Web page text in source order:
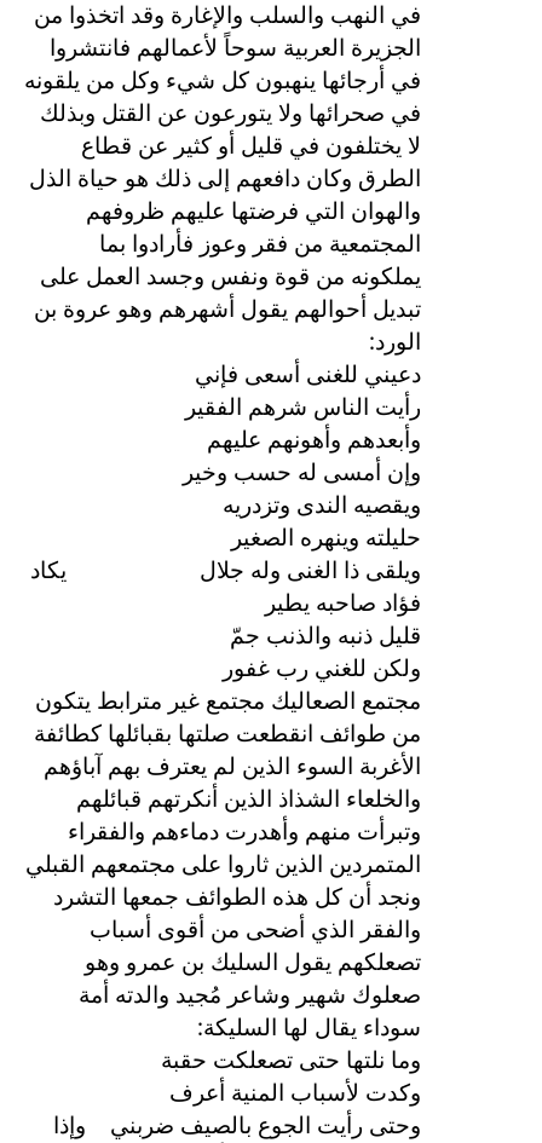
في النهب والسلب والإغارة وقد اتخذوا من
الجزيرة العربية سوحاً لأعمالهم فانتشروا
في أرجائها ينهبون كل شيء وكل من يلقونه
في صحرائها ولا يتورعون عن القتل وبذلك
لا يختلفون في قليل أو كثير عن قطاع
الطرق وكان دافعهم إلى ذلك هو حياة الذل
والهوان التي فرضتها عليهم ظروفهم
المجتمعية من فقر وعوز فأرادوا بما
يملكونه من قوة ونفس وجسد العمل على
تبديل أحوالهم يقول أشهرهم وهو عروة بن
الورد:
دعيني للغنى أسعى فإني
رأيت الناس شرهم الفقير
وأبعدهم وأهونهم عليهم
وإن أمسى له حسب وخير
ويقصيه الندى وتزدريه
حليلته وينهره الصغير
ويلقى ذا الغنى وله جلال
يكاد
فؤاد صاحبه يطير
قليل ذنبه والذنب جمّ
ولكن للغني رب غفور
مجتمع الصعاليك مجتمع غير مترابط يتكون
من طوائف انقطعت صلتها بقبائلها كطائفة
الأغربة السوء الذين لم يعترف بهم آباؤهم
والخلعاء الشذاذ الذين أنكرتهم قبائلهم
وتبرأت منهم وأهدرت دماءهم والفقراء
المتمردين الذين ثاروا على مجتمعهم القبلي
ونجد أن كل هذه الطوائف جمعها التشرد
والفقر الذي أضحى من أقوى أسباب
تصعلكهم يقول السليك بن عمرو وهو
صعلوك شهير وشاعر مُجيد والدته أمة
سوداء يقال لها السليكة:
وما نلتها حتى تصعلكت حقبة
وكدت لأسباب المنية أعرف
وحتى رأيت الجوع بالصيف ضربني
وإذا